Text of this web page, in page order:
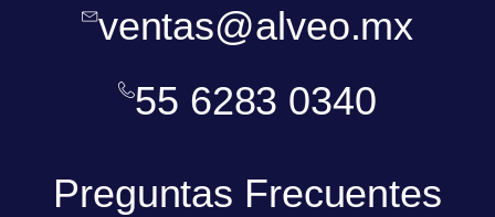
ventas@alveo.mx
55 6283 0340
Preguntas Frecuentes